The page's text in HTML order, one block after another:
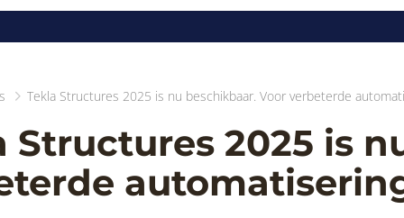
Tekla Structures 2025 is nu beschikbaar. Voor verbeterde
Structures 2025 is